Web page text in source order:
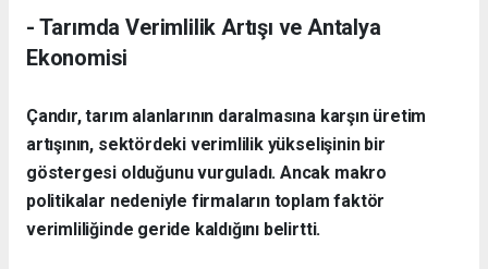
- ​Tarımda Verimlilik Artışı ve Antalya
Ekonomisi
​Çandır, tarım alanlarının daralmasına karşın üretim
artışının, sektördeki verimlilik yükselişinin bir
göstergesi olduğunu vurguladı. Ancak makro
politikalar nedeniyle firmaların toplam faktör
verimliliğinde geride kaldığını belirtti.